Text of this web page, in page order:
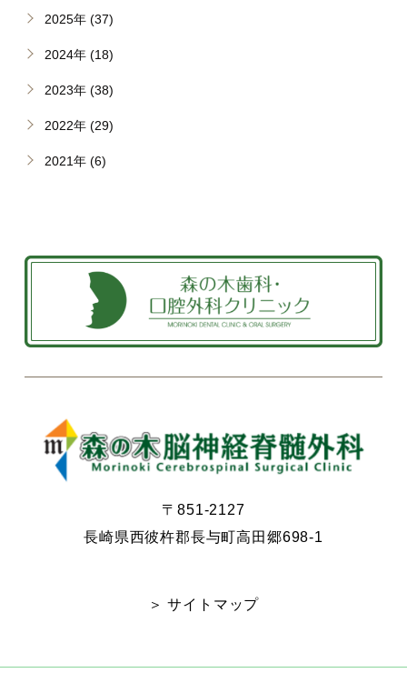
2025年 (37)
2024年 (18)
2023年 (38)
2022年 (29)
2021年 (6)
〒851-2127
長崎県西彼杵郡長与町高田郷698-1
＞ サイトマップ